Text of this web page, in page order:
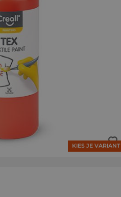
KIES JE VARIANT